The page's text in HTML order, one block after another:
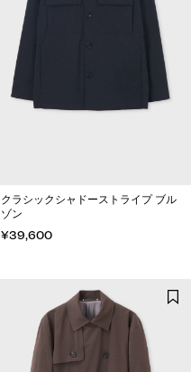
クラシックシャドーストライプ ブル
ゾン
¥39,600